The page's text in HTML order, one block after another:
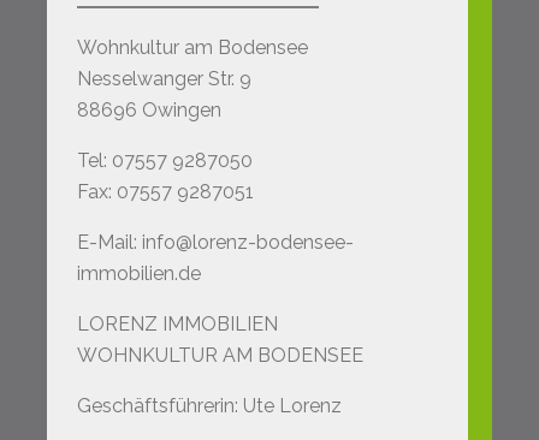
Wohnkultur am Bodensee
Nesselwanger Str. 9
88696 Owingen
Tel: 07557 9287050
Fax: 07557 9287051
E-Mail: info@lorenz-bodensee-
immobilien.de
LORENZ IMMOBILIEN
WOHNKULTUR AM BODENSEE
Geschäftsführerin: Ute Lorenz